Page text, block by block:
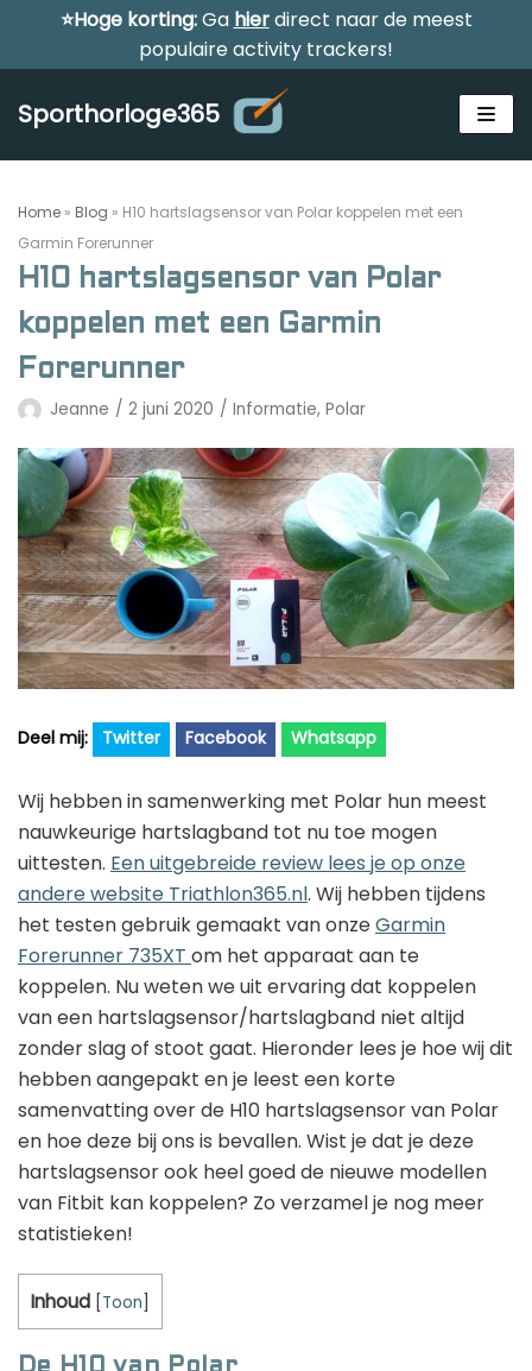
Meteen
inhoud
⭐Hoge korting:Ga hierdirect naar de meest
populaire activity trackers!
Sporthorloge365
Alle sporthorloges
Activity tracker
Smartwatches
Horloge voor kinderen
Gezondheidshorloge
Golfhorloge
Accessoires
Vergelijk
Reviews
Amazfit
Apple
Fitbit
Garmin
Huawei
Polar
Suunto
Wahoo
Withings
Xiaomi
Nieuws
Persbericht
Training
Contact
Home » Blog » H10 hartslagsensor van Polar koppelen met een
Garmin Forerunner
H10 hartslagsensor van Polar
koppelen met een Garmin
Forerunner
Jeanne 2 juni 2020 Informatie, Polar
Twitter Facebook Whatsapp
Wij hebben in samenwerking met Polar hun meest
nauwkeurige hartslagband tot nu toe mogen
uittesten. Een uitgebreide review lees je op onze
andere website Triathlon365.nl. Wij hebben tijdens
het testen gebruik gemaakt van onzeGarmin
Forerunner 735XT om het apparaat aan te
koppelen. Nu weten we uit ervaring dat koppelen
van een hartslagsensor/hartslagband niet altijd
zonder slag of stoot gaat. Hieronder lees je hoe wij dit
hebben aangepakt en je leest een korte
samenvatting over de H10 hartslagsensor van Polar
en hoe deze bij ons is bevallen. Wist je dat je deze
hartslagsensor ook heel goed de nieuwe modellen
van Fitbit kan koppelen? Zo verzamel je nog meer
statistieken!
Inhoud [Toon]